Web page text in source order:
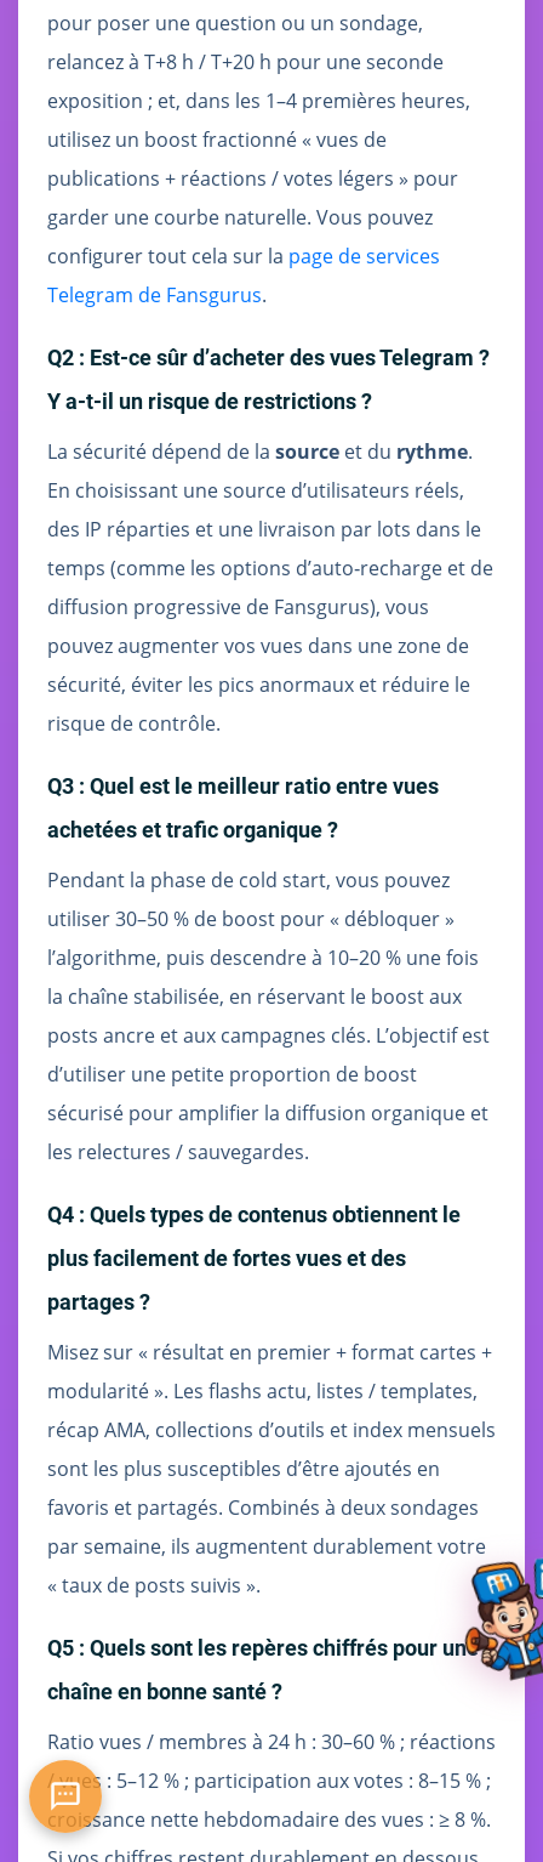
pour poser une question ou un sondage,
relancez à T+8 h / T+20 h pour une seconde
exposition ; et, dans les 1–4 premières heures,
utilisez un boost fractionné « vues de
publications + réactions / votes légers » pour
garder une courbe naturelle. Vous pouvez
configurer tout cela sur la page de services
Telegram de Fansgurus.
Q2 : Est‑ce sûr d’acheter des vues Telegram ?
Y a‑t‑il un risque de restrictions ?
La sécurité dépend de la source et du rythme.
En choisissant une source d’utilisateurs réels,
des IP réparties et une livraison par lots dans le
temps (comme les options d’auto‑recharge et de
diffusion progressive de Fansgurus), vous
pouvez augmenter vos vues dans une zone de
sécurité, éviter les pics anormaux et réduire le
risque de contrôle.
Q3 : Quel est le meilleur ratio entre vues
achetées et trafic organique ?
Pendant la phase de cold start, vous pouvez
utiliser 30–50 % de boost pour « débloquer »
l’algorithme, puis descendre à 10–20 % une fois
la chaîne stabilisée, en réservant le boost aux
posts ancre et aux campagnes clés. L’objectif est
d’utiliser une petite proportion de boost
sécurisé pour amplifier la diffusion organique et
les relectures / sauvegardes.
Q4 : Quels types de contenus obtiennent le
plus facilement de fortes vues et des
partages ?
Misez sur « résultat en premier + format cartes +
modularité ». Les flashs actu, listes / templates,
récap AMA, collections d’outils et index mensuels
sont les plus susceptibles d’être ajoutés en
favoris et partagés. Combinés à deux sondages
par semaine, ils augmentent durablement votre
« taux de posts suivis ».
Q5 : Quels sont les repères chiffrés pour une
chaîne en bonne santé ?
Ratio vues / membres à 24 h : 30–60 % ; réactions
/ vues : 5–12 % ; participation aux votes : 8–15 % ;
croissance nette hebdomadaire des vues : ≥ 8 %.